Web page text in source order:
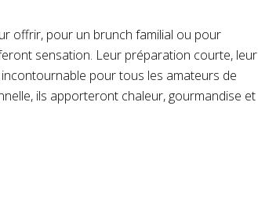
offrir, pour un brunch familial ou pour
sensation. Leur préparation courte, leur
pour tous les amateurs de
ils apporteront chaleur, gourmandise et